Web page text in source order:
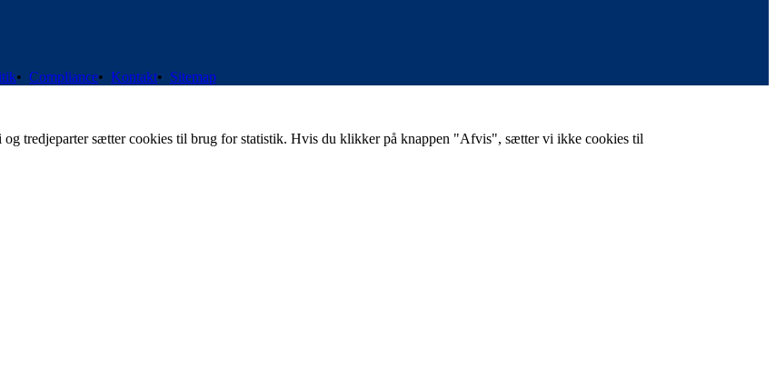
• Compliance• Kontakt• Sitemap
tredjeparter sætter cookies til brug for statistik. Hvis du klikker på knappen "Afvis", sætter vi ikke cookies til